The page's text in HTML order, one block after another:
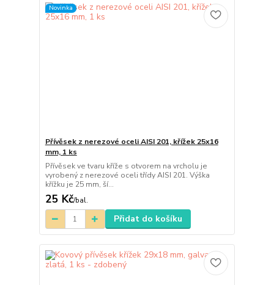
Novinka
Přívěsek z nerezové oceli AISI 201, křížek 25x16
mm, 1 ks
Přívěsek ve tvaru kříže s otvorem na vrcholu je
vyrobený z nerezové oceli třídy AISI 201. Výška
křížku je 25 mm, ší...
25 Kč/bal.
Přidat do košíku